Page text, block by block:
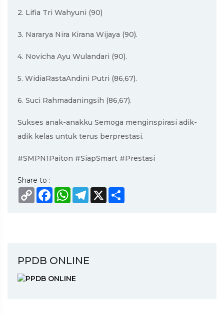
2. Lifia Tri Wahyuni (90)
3. Nararya Nira Kirana Wijaya (90).
4. Novicha Ayu Wulandari (90).
5. WidiaRastaAndini Putri (86,67).
6. Suci Rahmadaningsih (86,67).
Sukses anak-anakku Semoga menginspirasi adik-
adik kelas untuk terus berprestasi.
#SMPN1Paiton #SiapSmart #Prestasi
Share to :
Copy
Link
FacebookWhatsApp
Telegram
X
PPDB ONLINE